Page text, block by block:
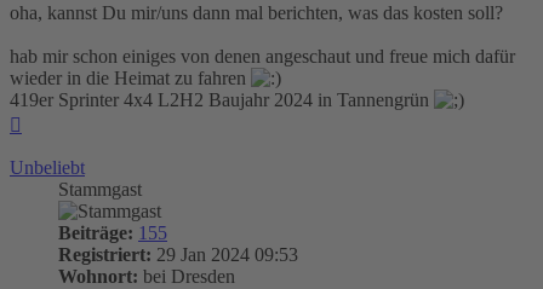
oha, kannst Du mir/uns dann mal berichten, was das kosten soll?
hab mir schon einiges von denen angeschaut und freue mich dafür
wieder in die Heimat zu fahren
419er Sprinter 4x4 L2H2 Baujahr 2024 in Tannengrün
Unbeliebt
Stammgast
Beiträge: 155
Registriert: 29 Jan 2024 09:53
Wohnort: bei Dresden